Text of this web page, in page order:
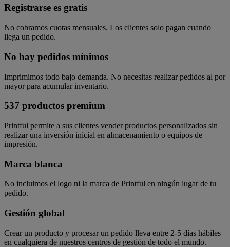
Registrarse es gratis
No cobramos cuotas mensuales. Los clientes solo pagan cuando
llega un pedido.
No hay pedidos mínimos
Imprimimos todo bajo demanda. No necesitas realizar pedidos al por
mayor para acumular inventario.
537 productos premium
Printful permite a sus clientes vender productos personalizados sin
realizar una inversión inicial en almacenamiento o equipos de
impresión.
Marca blanca
No incluimos el logo ni la marca de Printful en ningún lugar de tu
pedido.
Gestión global
Crear un producto y procesar un pedido lleva entre 2-5 días hábiles
en cualquiera de nuestros centros de gestión de todo el mundo.